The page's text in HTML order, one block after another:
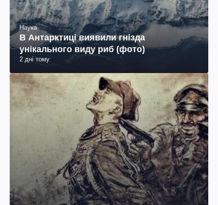
Наука
В Антарктиці виявили гнізда
унікального виду риб (фото)
2 дні тому